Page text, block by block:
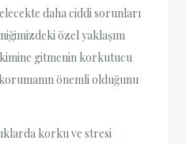
daha ciddi sorunları
özel yaklaşım
gitmenin korkutucu
korumanın önemli olduğunu
korku ve stresi